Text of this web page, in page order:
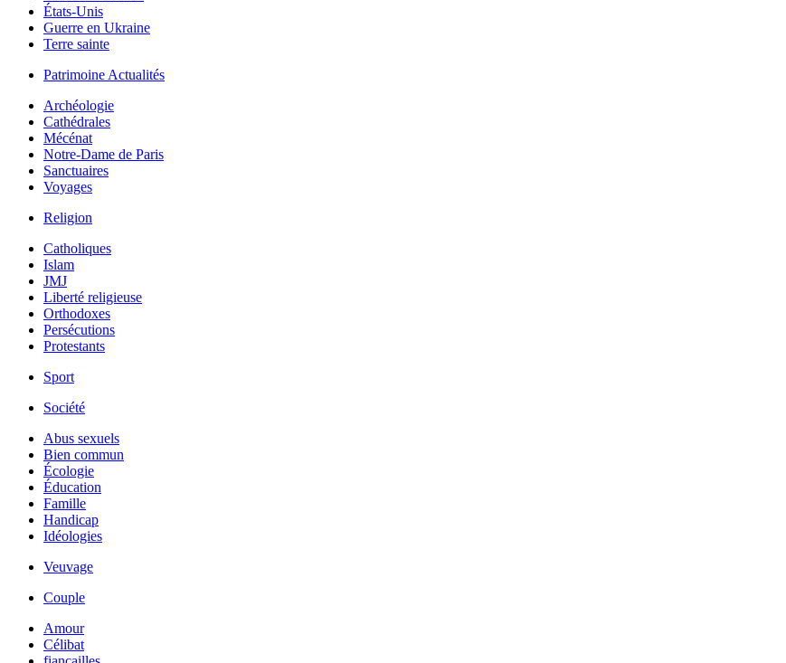
États-Unis
Guerre en Ukraine
Terre sainte
Patrimoine Actualités
Archéologie
Cathédrales
Mécénat
Notre-Dame de Paris
Sanctuaires
Voyages
Religion
Catholiques
Islam
JMJ
Liberté religieuse
Orthodoxes
Persécutions
Protestants
Sport
Société
Abus sexuels
Bien commun
Écologie
Éducation
Famille
Handicap
Idéologies
Veuvage
Couple
Amour
Célibat